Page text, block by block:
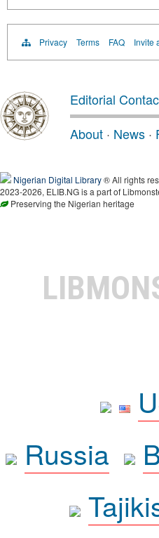
Privacy Terms FAQ Invite
Editorial
About · News ·
Nigerian Digital Library® All rights
2023-2026, ELIB.NG is a part of
Preserving the Nigerian heritage
Russia